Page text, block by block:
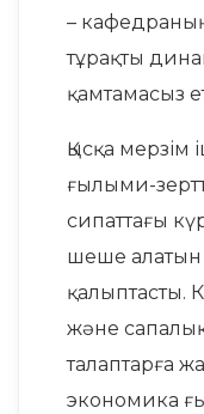
– кафедраның
тұрақты
қамтамасыз
Қысқа мерзім
ғылыми-
сипаттағы
шеше алатын
қалыптасты.
және
талаптарға
экономика